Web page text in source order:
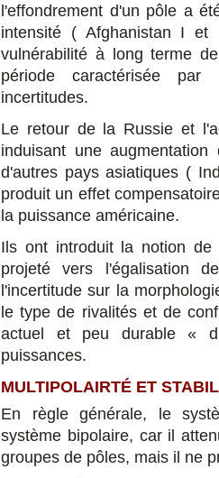
l'effondrement d'un pôle a
intensité ( Afghanistan I
vulnérabilité à long terme
période caractérisée par
incertitudes.
Le retour de la Russie et
induisant une
d'autres pays asiatiques (
produit un effet
la puissance américaine.
Ils ont introduit la notion
projeté vers l'égalisation
l'incertitude sur la
le type de rivalités et de
actuel et peu durable «
puissances.
MULTIPOLAIRTÉ ET
En règle générale, le
système bipolaire, car il
groupes de pôles, mais il ne